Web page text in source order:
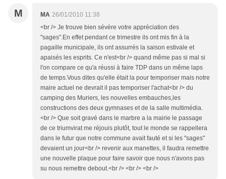
M MA 26/01/2010 11:38
<br /> Je trouve bien sévère votre appréciation des
"sages".En effet pendant ce trimestre ils ont mis fin à la
pagaille municipale, ils ont assurrés la saison estivale et
apaisés les esprits. Ce n'est<br /> quand même pas si mal si
l'on compare ce qu'a réussi à faire TDP dans un même laps
de temps.Vous dites qu'elle était la pour temporiser mais notre
maire actuel ne devrait il pas temporiser l'achat<br /> du
camping des Muriers, les nouvelles embauches,les
constructions des deux gymnases et de la salle multimédia.
<br /> Que soit gravé dans le marbre a la mairie le passage
de ce triumvirat me réjouis plutôt, tout le monde se rappellera
dans le futur que notre commune avait fauté et si les "sages"
devaient un jour<br /> revenir aux manettes, il faudra remettre
une nouvelle plaque pour faire savoir que nous n'avons pas
su nous remettre debout.<br /> <br /> <br />